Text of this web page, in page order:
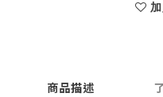
商品描述